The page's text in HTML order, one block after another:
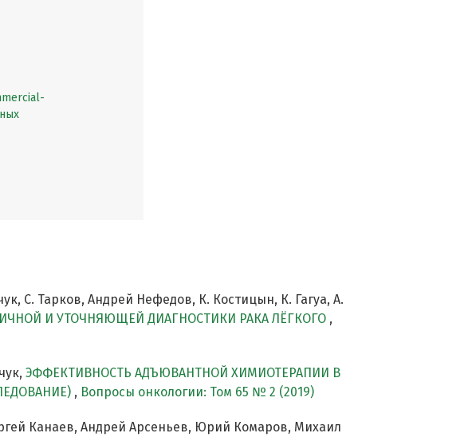
С. Тарков, Андрей Нефедов, К. Костицын, К. Гагуа, А.
И УТОЧНЯЮЩЕЙ ДИАГНОСТИКИ РАКА ЛЁГКОГО ,
ЭФФЕКТИВНОСТЬ АДЪЮВАНТНОЙ ХИМИОТЕРАПИИ В
, Вопросы онкологии: Том 65 № 2 (2019)
Канаев, Андрей Арсеньев, Юрий Комаров, Михаил